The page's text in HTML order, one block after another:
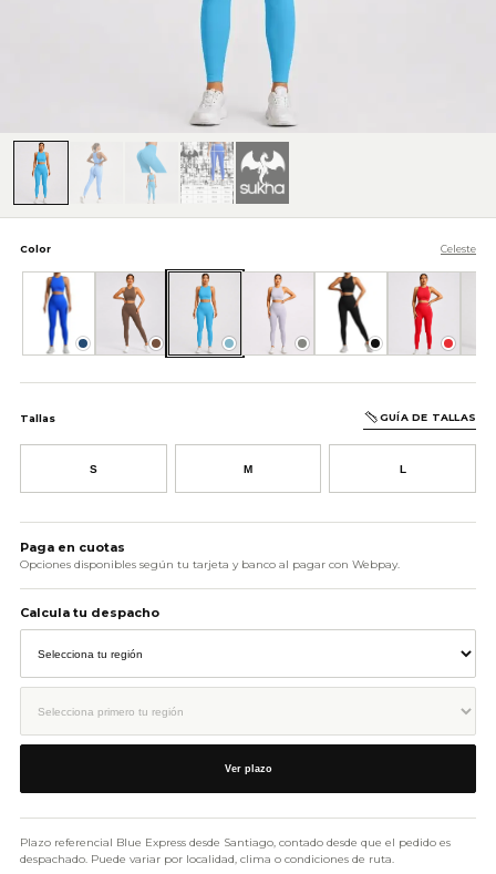
Color Celeste
Azul Café Celeste Gris Negro Rojo
Tallas GUÍA DE TALLAS
S M L
AÑADIR AL CARRITO
Paga en cuotas
Opciones disponibles según tu tarjeta y banco al pagar con Webpay.
Calcula tu despacho
Ver plazo
Plazo referencial Blue Express desde Santiago, contado desde que el pedido es
despachado. Puede variar por localidad, clima o condiciones de ruta.